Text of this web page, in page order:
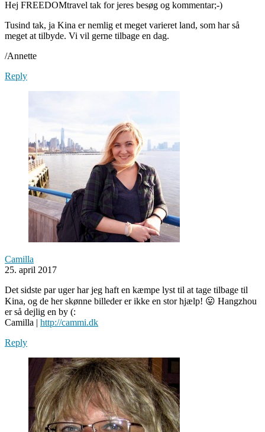
Hej FREEDOMtravel tak for jeres besøg og kommentar;-)
Tusind tak, ja Kina er nemlig et meget varieret land, som har så
meget at tilbyde. Vi vil gerne tilbage en dag.
/Annette
Reply
Camilla
25. april 2017
Det sidste par uger har jeg haft en kæmpe lyst til at tage tilbage til
Kina, og de her skønne billeder er ikke en stor hjælp! 😛 Hangzhou
er så dejlig en by (:
Camilla | http://cammi.dk
Reply